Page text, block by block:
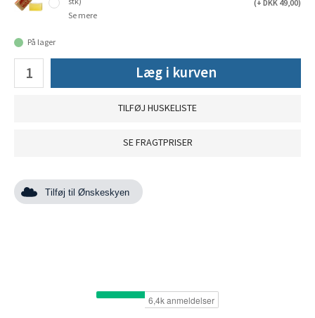
Se mere
(+ DKK 49,00)
På lager
Læg i kurven
TILFØJ HUSKELISTE
SE FRAGTPRISER
Tilføj til Ønskeskyen